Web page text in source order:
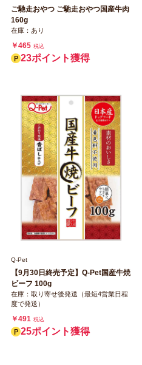
ご馳走おやつ ご馳走おやつ国産牛肉
160g
在庫：あり
￥465 税込
23ポイント獲得
Q-Pet
【9月30日終売予定】Q‐Pet国産牛焼
ビーフ 100g
在庫：取り寄せ後発送（最短4営業日程
度で発送）
￥491 税込
25ポイント獲得